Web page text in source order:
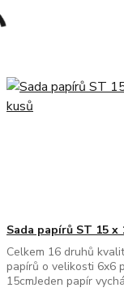
Sada papírů ST 15 x
Celkem 16 druhů
papírů o velikosti 6x6
15cmJeden papír